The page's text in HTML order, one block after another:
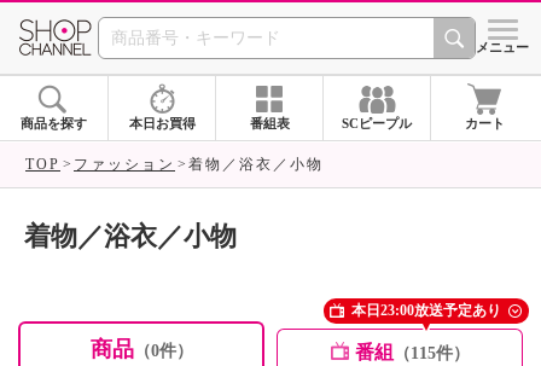
SHOP CHANNEL ショッ
メニュー
商品を探す 本日お買得 番組表 SCピープル カート
TOP ファッション 着物／浴衣／小物
着物／浴衣／小物
商品（0件） 番組 （115件）
本日23:00放送予定あり